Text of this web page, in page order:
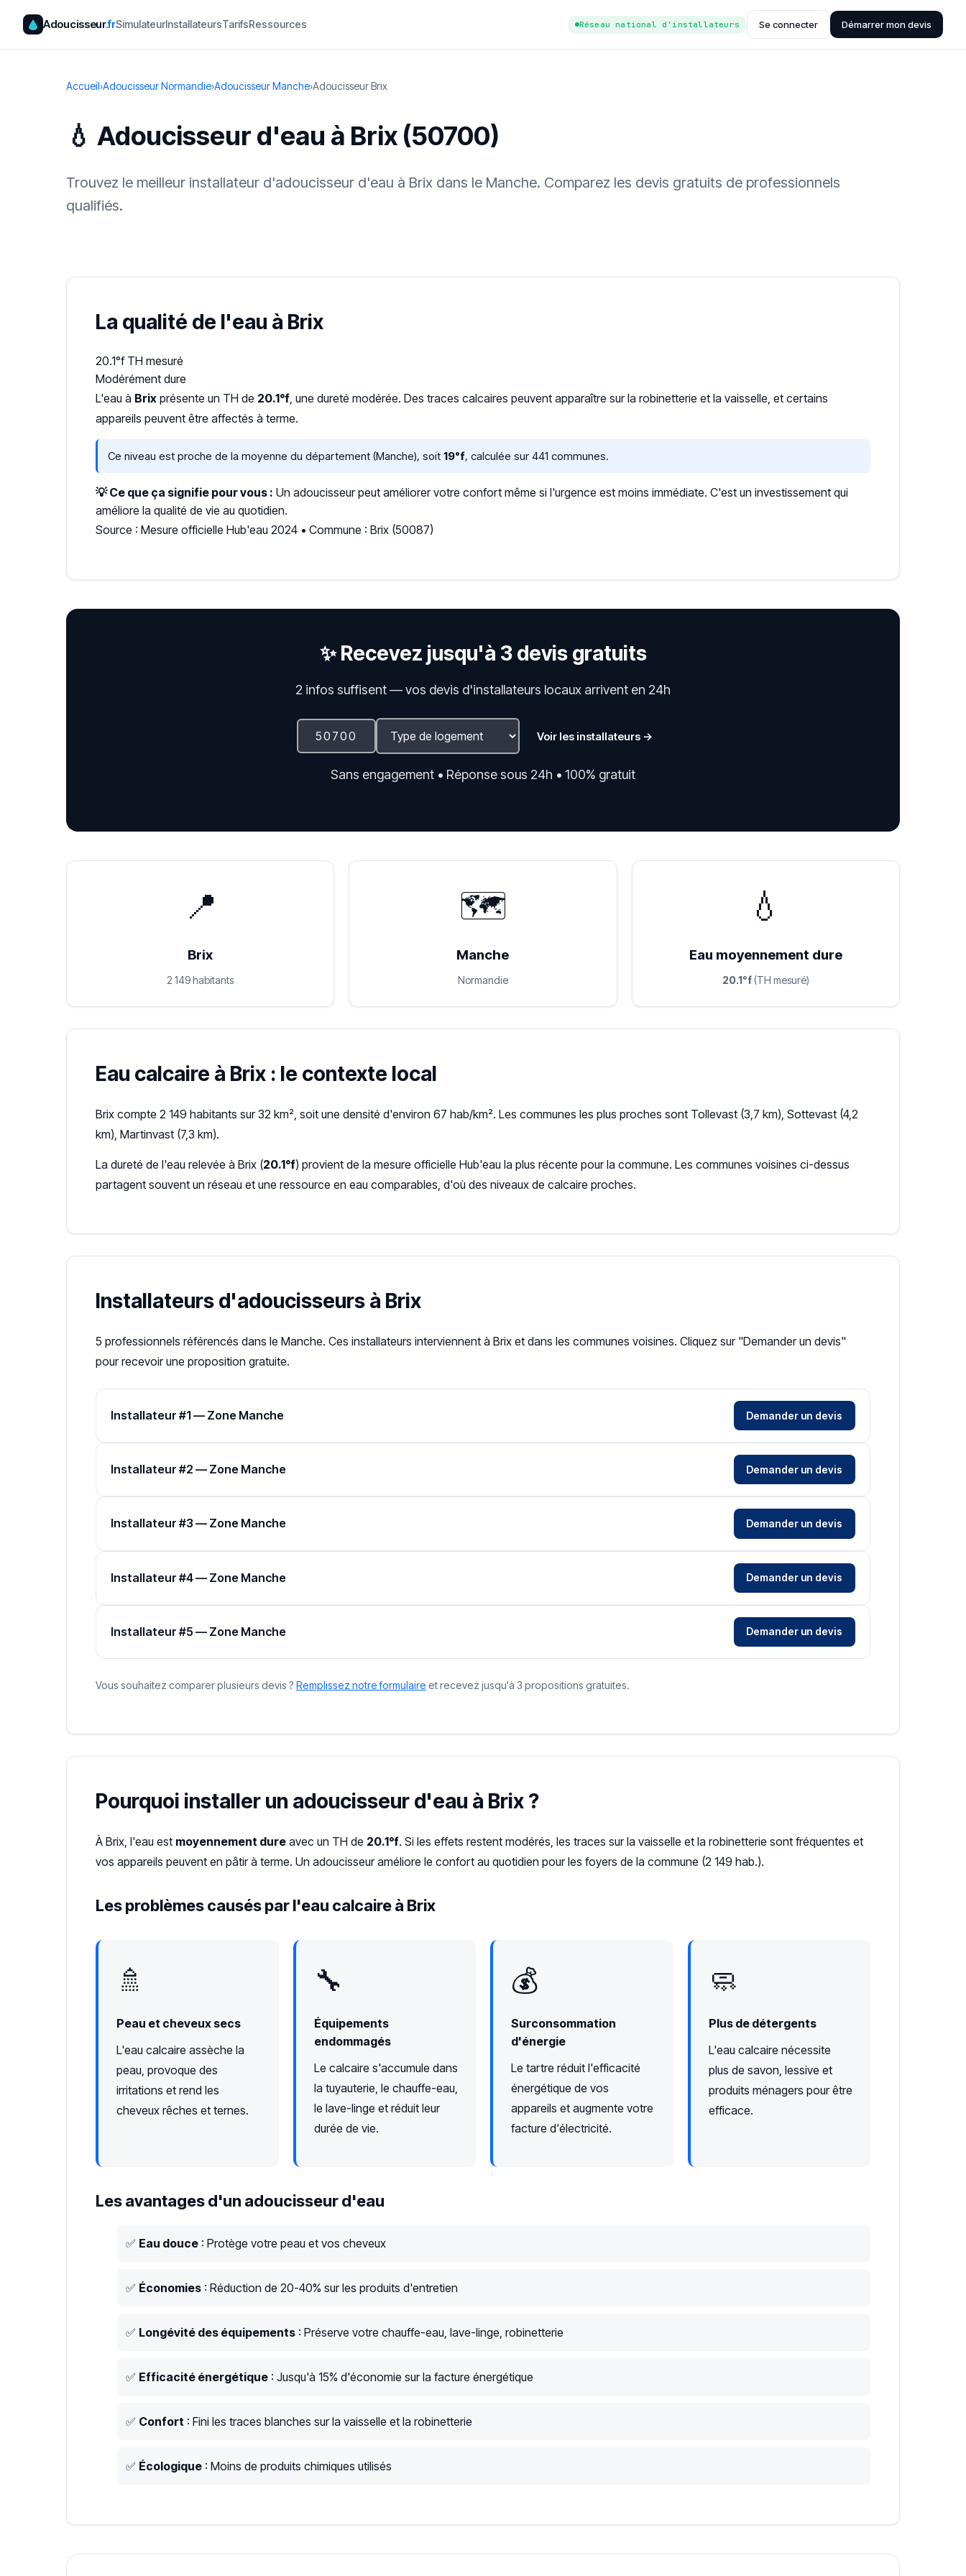
Adoucisseur.frSimulateurInstallateursTarifsRessources Réseau national d'installateurs Se connecter Démarrer mon devis
Accueil›Adoucisseur Normandie›Adoucisseur Manche›Adoucisseur Brix
💧 Adoucisseur d'eau à Brix (50700)
Trouvez le meilleur installateur d'adoucisseur d'eau à Brix dans le Manche. Comparez les devis gratuits de professionnels
qualifiés.
La qualité de l'eau à Brix
20.1°f TH mesuré
Modérément dure
L'eau à Brix présente un TH de 20.1°f, une dureté modérée. Des traces calcaires peuvent apparaître sur la robinetterie et la vaisselle, et certains
appareils peuvent être affectés à terme.
Ce niveau est proche de la moyenne du département (Manche), soit 19°f, calculée sur 441 communes.
💡 Ce que ça signifie pour vous : Un adoucisseur peut améliorer votre confort même si l'urgence est moins immédiate. C'est un investissement qui
améliore la qualité de vie au quotidien.
Source : Mesure officielle Hub'eau 2024 • Commune : Brix (50087)
✨ Recevez jusqu'à 3 devis gratuits
2 infos suffisent — vos devis d'installateurs locaux arrivent en 24h
Voir les installateurs →
Sans engagement • Réponse sous 24h • 100% gratuit
📍
Brix
2 149 habitants
🗺️
Manche
Normandie
💧
Eau moyennement dure
20.1°f(TH mesuré)
Eau calcaire à Brix : le contexte local
Brix compte 2 149 habitants sur 32 km², soit une densité d'environ 67 hab/km². Les communes les plus proches sont Tollevast (3,7 km), Sottevast (4,2
km), Martinvast (7,3 km).
La dureté de l'eau relevée à Brix (20.1°f) provient de la mesure officielle Hub'eau la plus récente pour la commune. Les communes voisines ci-dessus
partagent souvent un réseau et une ressource en eau comparables, d'où des niveaux de calcaire proches.
Installateurs d'adoucisseurs à Brix
5 professionnels référencés dans le Manche. Ces installateurs interviennent à Brix et dans les communes voisines. Cliquez sur "Demander un devis"
pour recevoir une proposition gratuite.
Installateur #1 — Zone Manche Demander un devis
Installateur #2 — Zone Manche Demander un devis
Installateur #3 — Zone Manche Demander un devis
Installateur #4 — Zone Manche Demander un devis
Installateur #5 — Zone Manche Demander un devis
Vous souhaitez comparer plusieurs devis ? Remplissez notre formulaire et recevez jusqu'à 3 propositions gratuites.
Pourquoi installer un adoucisseur d'eau à Brix ?
À Brix, l'eau est moyennement dure avec un TH de 20.1°f. Si les effets restent modérés, les traces sur la vaisselle et la robinetterie sont fréquentes et
vos appareils peuvent en pâtir à terme. Un adoucisseur améliore le confort au quotidien pour les foyers de la commune (2 149 hab.).
Les problèmes causés par l'eau calcaire à Brix
🚿
Peau et cheveux secs
L'eau calcaire assèche la
peau, provoque des
irritations et rend les
cheveux rêches et ternes.
🔧
Équipements
endommagés
Le calcaire s'accumule dans
la tuyauterie, le chauffe-eau,
le lave-linge et réduit leur
durée de vie.
💰
Surconsommation
d'énergie
Le tartre réduit l'efficacité
énergétique de vos
appareils et augmente votre
facture d'électricité.
🧼
Plus de détergents
L'eau calcaire nécessite
plus de savon, lessive et
produits ménagers pour être
efficace.
Les avantages d'un adoucisseur d'eau
✅ Eau douce : Protège votre peau et vos cheveux
✅ Économies : Réduction de 20-40% sur les produits d'entretien
✅ Longévité des équipements : Préserve votre chauffe-eau, lave-linge, robinetterie
✅ Efficacité énergétique : Jusqu'à 15% d'économie sur la facture énergétique
✅ Confort : Fini les traces blanches sur la vaisselle et la robinetterie
✅ Écologique : Moins de produits chimiques utilisés